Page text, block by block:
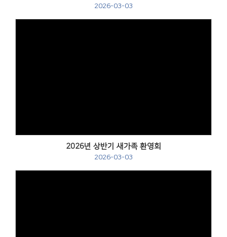
2026-03-03
2026년 상반기 새가족 환영회
2026-03-03